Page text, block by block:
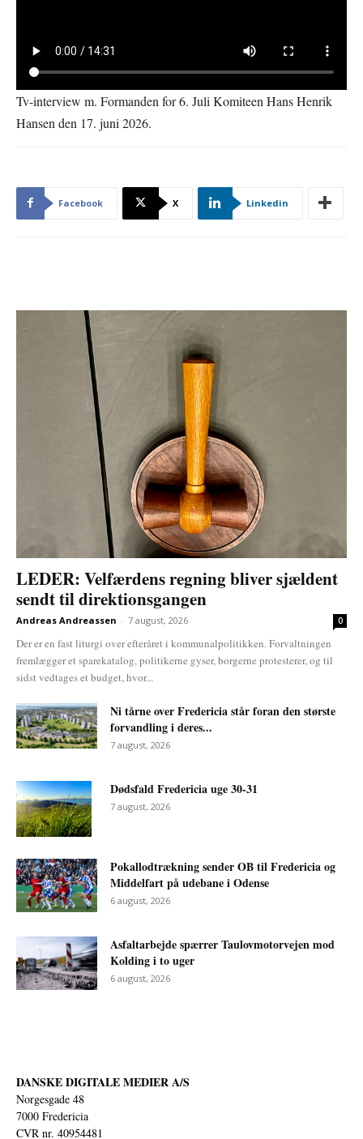
Tv-interview m. Formanden for 6. Juli Komiteen Hans Henrik
Hansen den 17. juni 2026.
Facebook X Linkedin
LEDER: Velfærdens regning bliver sjældent
sendt til direktionsgangen
Andreas Andreassen - 7 august, 2026 0
Der er en fast liturgi over efteråret i kommunalpolitikken. Forvaltningen
fremlægger et sparekatalog, politikerne gyser, borgerne protesterer, og til
sidst vedtages et budget, hvor...
Ni tårne over Fredericia står foran den største
forvandling i deres...
7 august, 2026
Dødsfald Fredericia uge 30-31
7 august, 2026
Pokallodtrækning sender OB til Fredericia og
Middelfart på udebane i Odense
6 august, 2026
Asfaltarbejde spærrer Taulovmotorvejen mod
Kolding i to uger
6 august, 2026
DANSKE DIGITALE MEDIER A/S
Norgesgade 48
7000 Fredericia
CVR nr. 40954481